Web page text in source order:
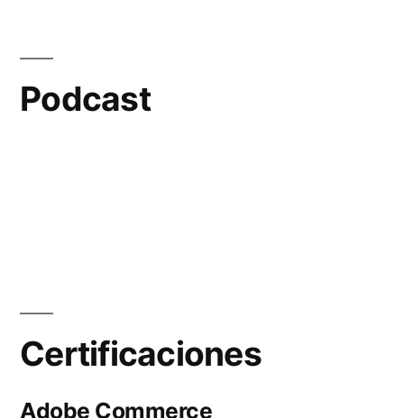
Podcast
Certificaciones
Adobe Commerce